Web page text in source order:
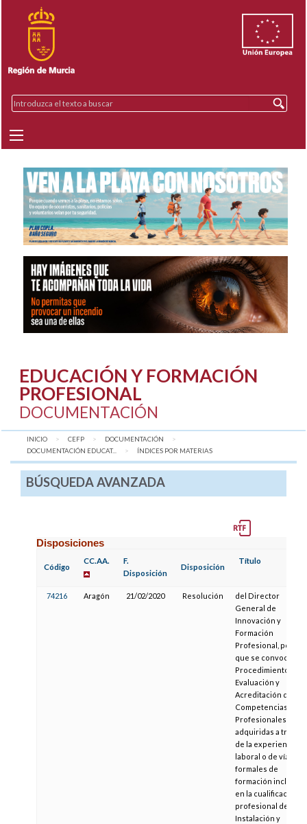
EDUCACIÓN Y FORMACIÓN
PROFESIONAL
DOCUMENTACIÓN
INICIO CEFP
DOCUMENTACIÓN
DOCUMENTACIÓN EDUCAT...
AQUÍ:
ÍNDICES POR MATERIAS
BÚSQUEDA AVANZADA
Disposiciones
Código
CC.AA.
F.
Disposición
Disposición
Título
74216 Aragón 21/02/2020 Resolución
del Director
General de
Innovación y
Formación
Profesional, por la
que se convoca el
Procedimiento de
Evaluación y
Acreditación de
Competencias
Profesionales
adquiridas a través
de la experiencia
laboral o de vías no
formales de
formación incluidas
en la cualificación
profesional de
Instalación y